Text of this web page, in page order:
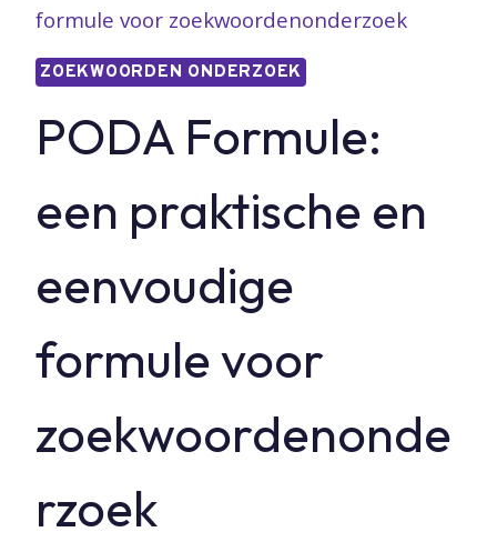
formule voor zoekwoordenonderzoek
ZOEKWOORDEN ONDERZOEK
PODA Formule:
een praktische en
eenvoudige
formule voor
zoekwoordenonde
rzoek